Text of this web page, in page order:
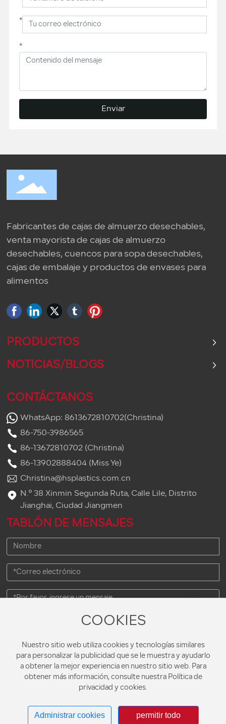
*
*
Enviar
Fabricantes de cajas de almuerzo desechables,
venta mayorista de cajas de almuerzo
desechables, cuencos para sopa desechables,
cajas de embalaje y productos de envases para
alimentos
COOKIES
Nuestro sitio web utiliza cookies y tecnologías similares
para personalizar la publicidad que se le muestra y ayudarlo
a obtener la mejor experiencia en nuestro sitio web. Para
obtener más información, consulte nuestra Política de
privacidad y cookies.
Administrar cookies permitir todo
PRODUCTOS
NOTICIAS/BLOGS
CONTÁCTANOS
WhatsApp: 8613672810702(Christina)
86-750-3986565
86-13672810702 (Christina)
86-13902888404 (Miss Ye)
Christina@hsplastics.com.cn
N.º 38 Xinmin Segunda Ruta, Calle Lile, Distrito
Jianghai, Ciudad Jiangmen
TABLÓN DE MENSAJES
Enviar
Copyright© 2023 HUAN SU PLASTIC PRODUCT CO.,LTD.
粤ICP备16052651号